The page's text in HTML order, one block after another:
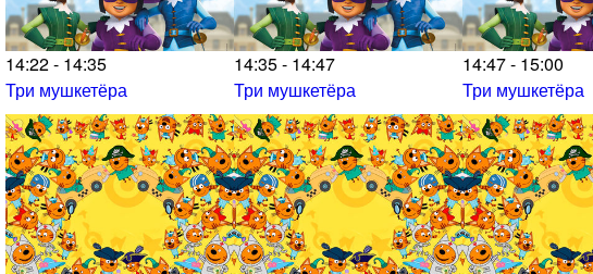
14:22 - 14:35
Три мушкетёра
14:35 - 14:47
Три мушкетёра
14:47 - 15:00
Три мушкетёра